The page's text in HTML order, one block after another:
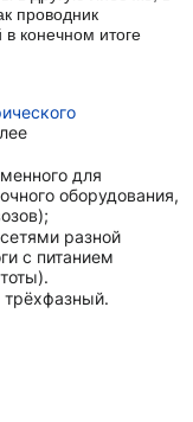
проводник
конечном итоге
для
оборудования,
разной
с питанием
трёхфазный.